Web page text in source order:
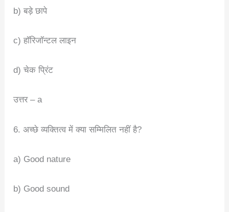
b) बड़े छापे
c) हॉरिजॉन्टल लाइन
d) चेक प्रिंट
उत्तर – a
6. अच्छे व्यक्तित्व में क्या सम्मिलित नहीं है?
a) Good nature
b) Good sound